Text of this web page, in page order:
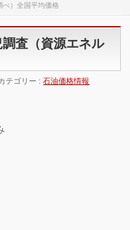
べ）全国平均価格
査（資源エネル
テゴリー :石油価格情報